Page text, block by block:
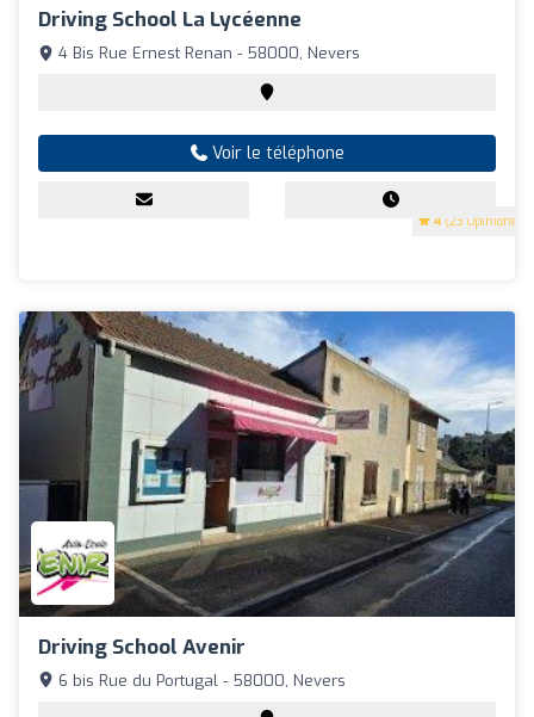
Driving School La Lycéenne
4 (23 Opinions)
4 Bis Rue Ernest Renan - 58000, Nevers
Voir le téléphone
Driving School Avenir
6 bis Rue du Portugal - 58000, Nevers